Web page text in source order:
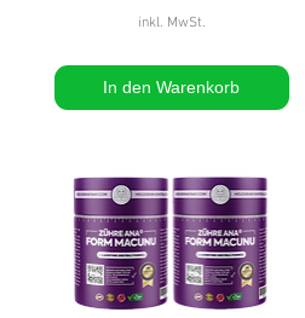
inkl. MwSt.
In den Warenkorb